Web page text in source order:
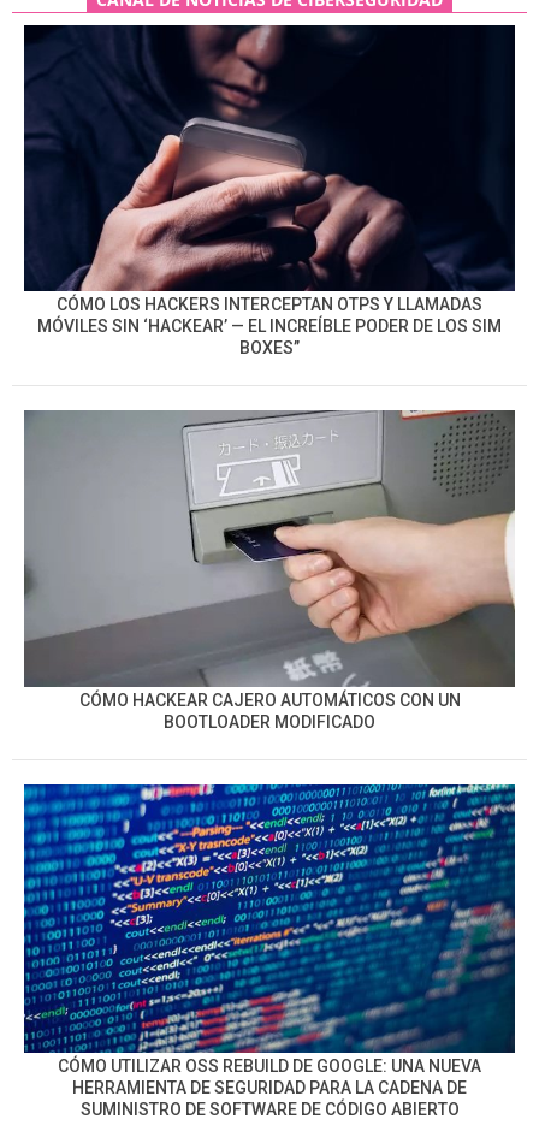
CÓMO LOS HACKERS INTERCEPTAN OTPS Y LLAMADAS
MÓVILES SIN ‘HACKEAR’ — EL INCREÍBLE PODER DE LOS SIM
BOXES”
CÓMO HACKEAR CAJERO AUTOMÁTICOS CON UN
BOOTLOADER MODIFICADO
CÓMO UTILIZAR OSS REBUILD DE GOOGLE: UNA NUEVA
HERRAMIENTA DE SEGURIDAD PARA LA CADENA DE
SUMINISTRO DE SOFTWARE DE CÓDIGO ABIERTO